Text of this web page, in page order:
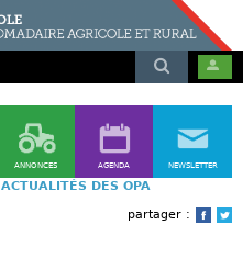
ANNONCES AGENDA NEWSLETTER
ACTUALITÉS DES OPA
partager :